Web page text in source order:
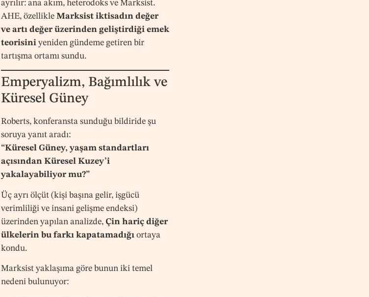
ayrılır: ana akım, heterodoks ve Marksist.
AHE, özellikle Marksist iktisadın değer
ve artı değer üzerinden geliştirdiği emek
teorisiniyeniden gündeme getiren bir
tartışma ortamı sundu.
Emperyalizm, Bağımlılık ve
Küresel Güney
Roberts, konferansta sunduğu bildiride şu
soruya yanıt aradı:
“Küresel Güney, yaşam standartları
açısından Küresel Kuzey’i
yakalayabiliyor mu?”
Üç ayrı ölçüt (kişi başına gelir, işgücü
verimliliği ve insani gelişme endeksi)
üzerinden yapılan analizde, Çin hariç diğer
ülkelerin bu farkı kapatamadığı ortaya
kondu.
Marksist yaklaşıma göre bunun iki temel
nedeni bulunuyor: